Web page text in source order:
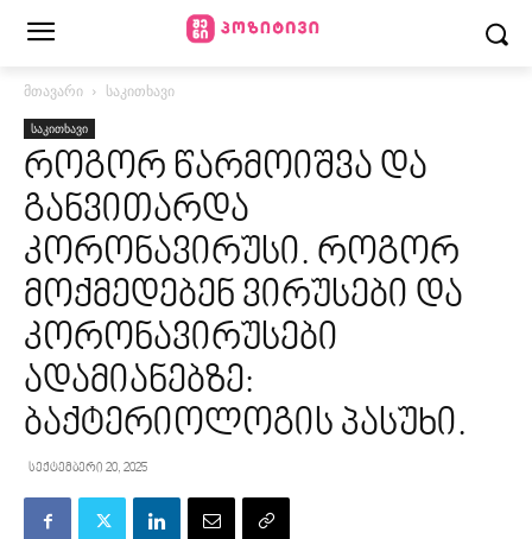
მთავარი საკითხავი
საკითხავი
როგორ წარმოიშვა და
განვითარდა
კორონავირუსი. როგორ
მოქმედებენ ვირუსები და
კორონავირუსები
ადამიანებზე:
ბაქტერიოლოგის პასუხი.
სექტემბერი 20, 2025